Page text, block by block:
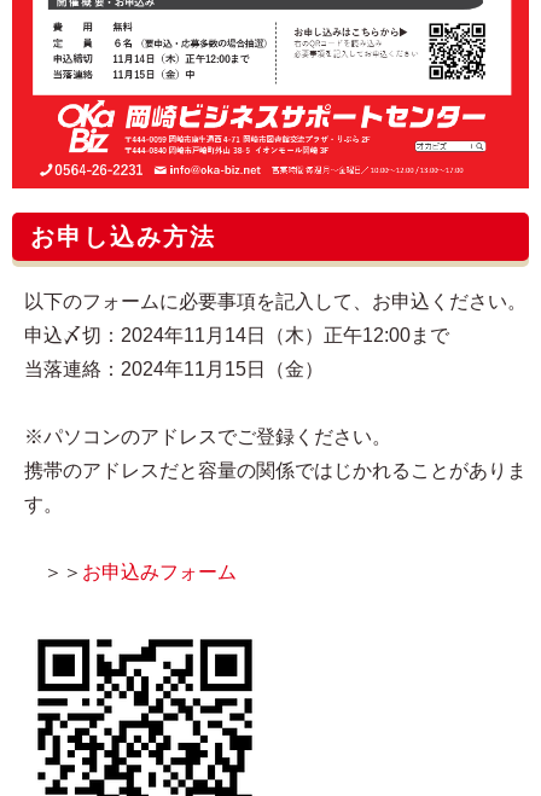
お申し込み方法
以下のフォームに必要事項を記入して、お申込ください。
申込〆切：2024年11月14日（木）正午12:00まで
当落連絡：2024年11月15日（金）
※パソコンのアドレスでご登録ください。
携帯のアドレスだと容量の関係ではじかれることがありま
す。
＞＞ お申込みフォーム